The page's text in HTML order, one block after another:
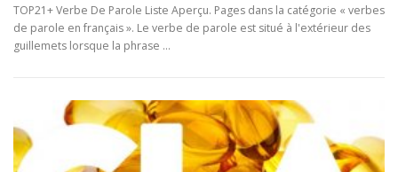
TOP21+ Verbe De Parole Liste Aperçu. Pages dans la catégorie « verbes
de parole en français ». Le verbe de parole est situé à l'extérieur des
guillemets lorsque la phrase …